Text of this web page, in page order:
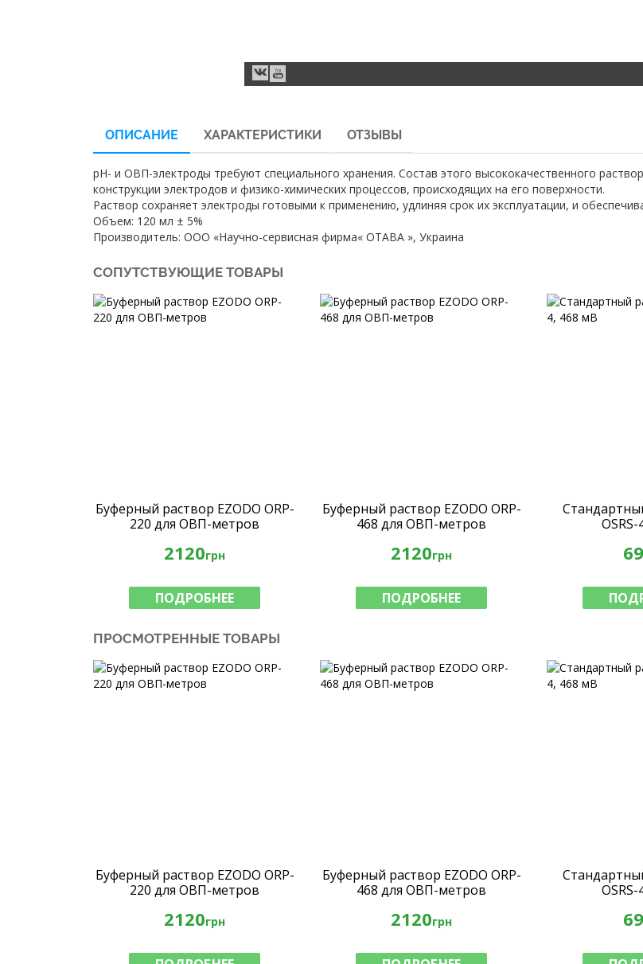
ОПИСАНИЕ ХАРАКТЕРИСТИКИ ОТЗЫВЫ
pH- и ОВП-электроды требуют специального хранения. Состав этого высококачественного
конструкции электродов и физико-химических процессов, происходящих на его поверхности.
Раствор сохраняет электроды готовыми к применению, удлиняя срок их эксплуатации, и
Объем: 120 мл ± 5%
Производитель: ООО «Научно-сервисная фирма« ОТАВА », Украина
СОПУТСТВУЮЩИЕ ТОВАРЫ
Буферный раствор EZODO ORP-
220 для ОВП-метров
2120грн
ПОДРОБНЕЕ
Буферный раствор EZODO ORP-
468 для ОВП-метров
2120грн
ПОДРОБНЕЕ
ПРОСМОТРЕННЫЕ ТОВАРЫ
Буферный раствор EZODO ORP-
220 для ОВП-метров
2120грн
Буферный раствор EZODO ORP-
468 для ОВП-метров
2120грн